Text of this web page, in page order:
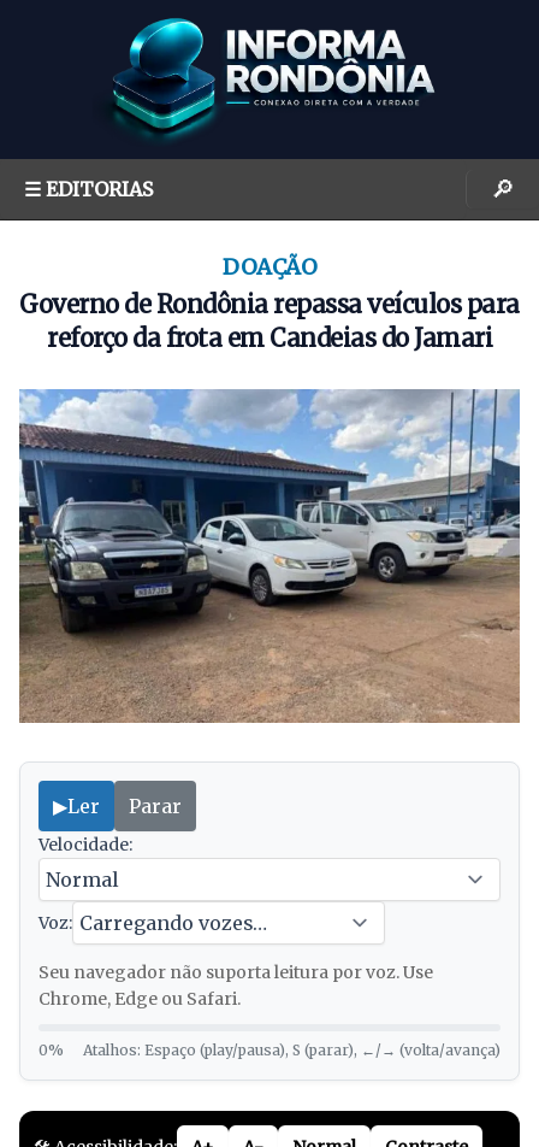
☰ EDITORIAS 🔎
DOAÇÃO
Governo de Rondônia repassa veículos para
reforço da frota em Candeias do Jamari
▶Ler Parar
Velocidade:
Voz:
Seu navegador não suporta leitura por voz. Use
Chrome, Edge ou Safari.
0% Atalhos: Espaço (play/pausa), S (parar), ←/→ (volta/avança)